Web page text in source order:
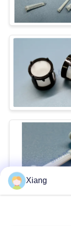
উদ্ধৃতি
অনুরোধ
PRIVACY
POLICY
Xiang